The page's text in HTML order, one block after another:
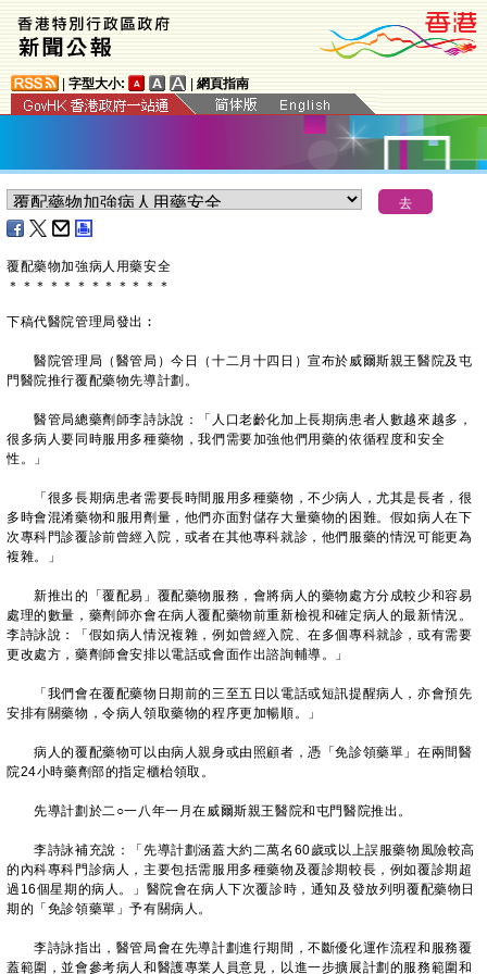
字型大小: 網頁指南
覆配藥物加強病人用藥安全
＊ ＊ ＊ ＊ ＊ ＊ ＊ ＊ ＊ ＊ ＊ ＊
下稿代醫院管理局發出︰
醫院管理局（醫管局）今日（十二月十四日）宣布於威爾斯親王醫院及屯
門醫院推行覆配藥物先導計劃。
醫管局總藥劑師李詩詠說：「人口老齡化加上長期病患者人數越來越多，
很多病人要同時服用多種藥物，我們需要加強他們用藥的依循程度和安全
性。」
「很多長期病患者需要長時間服用多種藥物，不少病人，尤其是長者，很
多時會混淆藥物和服用劑量，他們亦面對儲存大量藥物的困難。假如病人在下
次專科門診覆診前曾經入院，或者在其他專科就診，他們服藥的情況可能更為
複雜。」
新推出的「覆配易」覆配藥物服務，會將病人的藥物處方分成較少和容易
處理的數量，藥劑師亦會在病人覆配藥物前重新檢視和確定病人的最新情況。
李詩詠說：「假如病人情況複雜，例如曾經入院、在多個專科就診，或有需要
更改處方，藥劑師會安排以電話或會面作出諮詢輔導。」
「我們會在覆配藥物日期前的三至五日以電話或短訊提醒病人，亦會預先
安排有關藥物，令病人領取藥物的程序更加暢順。」
病人的覆配藥物可以由病人親身或由照顧者，憑「免診領藥單」在兩間醫
院24小時藥劑部的指定櫃枱領取。
先導計劃於二○一八年一月在威爾斯親王醫院和屯門醫院推出。
李詩詠補充說：「先導計劃涵蓋大約二萬名60歲或以上誤服藥物風險較高
的內科專科門診病人，主要包括需服用多種藥物及覆診期較長，例如覆診期超
過16個星期的病人。」醫院會在病人下次覆診時，通知及發放列明覆配藥物日
期的「免診領藥單」予有關病人。
李詩詠指出，醫管局會在先導計劃進行期間，不斷優化運作流程和服務覆
蓋範圍，並會參考病人和醫護專業人員意見，以進一步擴展計劃的服務範圍和